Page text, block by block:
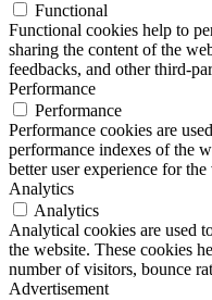
Functional
Functional cookies help to
sharing the content of the
feedbacks, and other third-
Performance
Performance
Performance cookies are
performance indexes of the
better user experience for the
Analytics
Analytics
Analytical cookies are used
the website. These cookies
number of visitors, bounce
Advertisement